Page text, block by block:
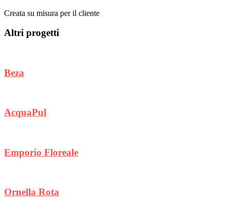
Creata su misura per il cliente
Altri progetti
Beza
AcquaPul
Emporio Floreale
Ornella Rota